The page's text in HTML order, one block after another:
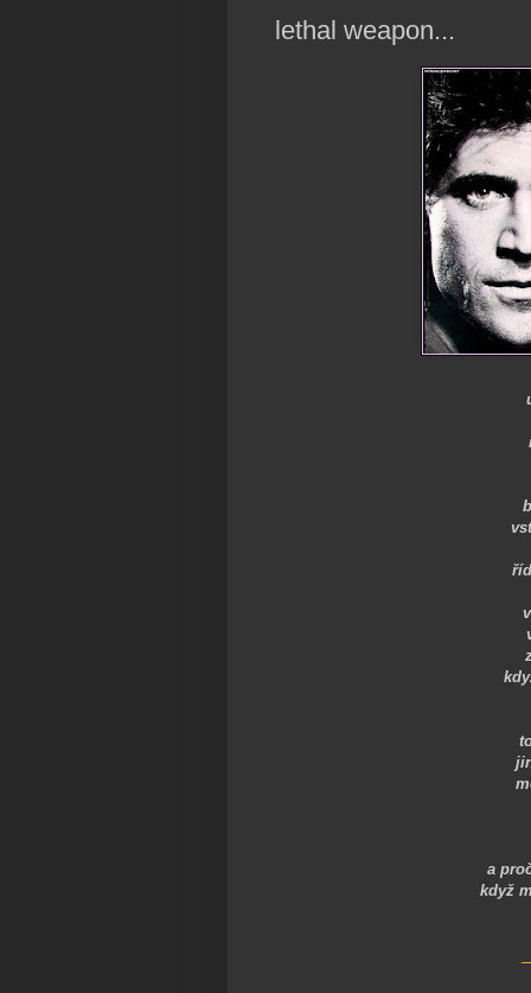
lethal weapon...
a
když